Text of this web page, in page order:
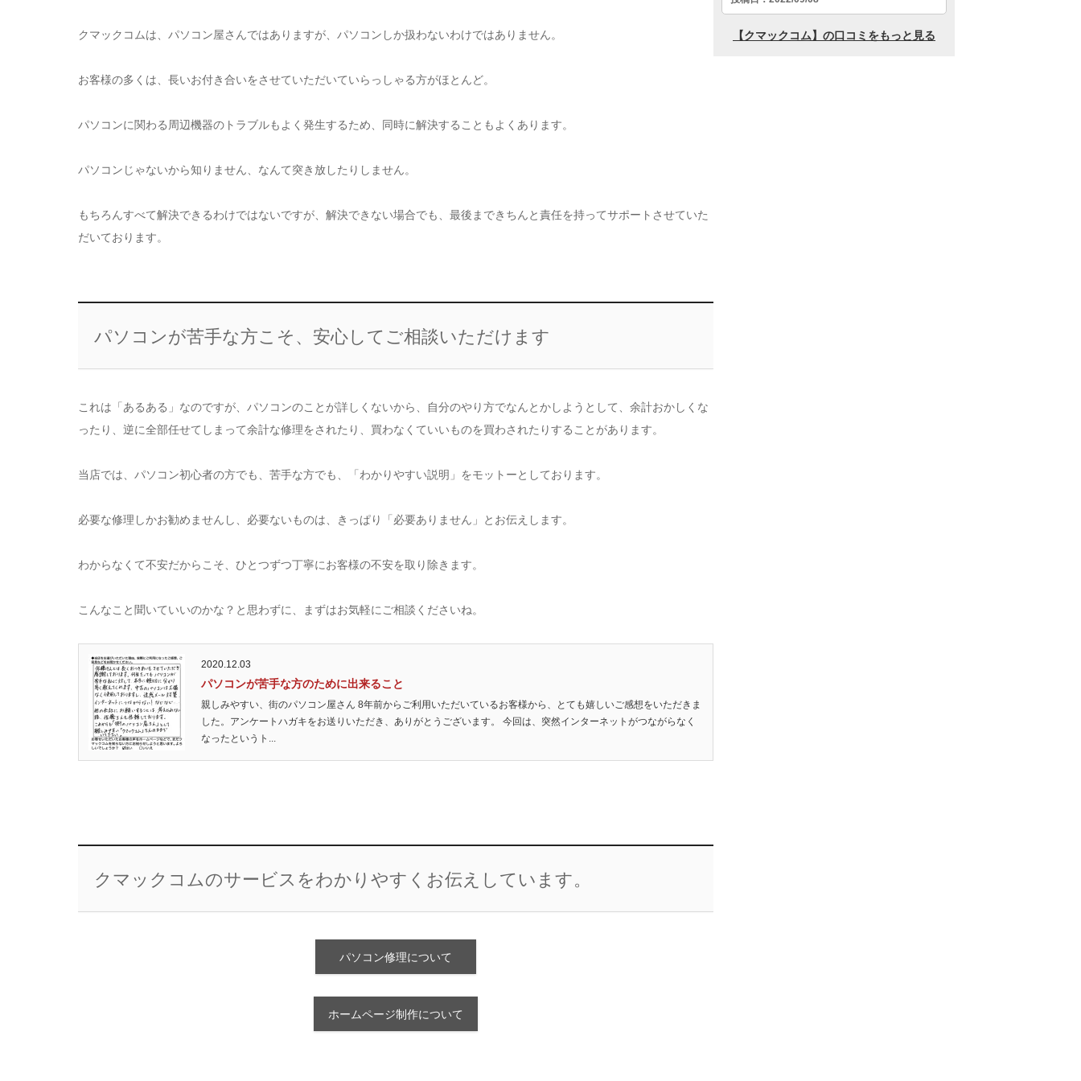
クマックコムは、パソコン屋さんではありますが、パソコンしか扱わないわけではありません。
お客様の多くは、長いお付き合いをさせていただいていらっしゃる方がほとんど。
パソコンに関わる周辺機器のトラブルもよく発生するため、同時に解決することもよくあります。
パソコンじゃないから知りません、なんて突き放したりしません。
もちろんすべて解決できるわけではないですが、解決できない場合でも、最後まできちんと責任を持ってサポートさせていた
だいております。
パソコンが苦手な方こそ、安心してご相談いただけます
これは「あるある」なのですが、パソコンのことが詳しくないから、自分のやり方でなんとかしようとして、余計おかしくな
ったり、逆に全部任せてしまって余計な修理をされたり、買わなくていいものを買わされたりすることがあります。
当店では、パソコン初心者の方でも、苦手な方でも、「わかりやすい説明」をモットーとしております。
必要な修理しかお勧めませんし、必要ないものは、きっぱり「必要ありません」とお伝えします。
わからなくて不安だからこそ、ひとつずつ丁寧にお客様の不安を取り除きます。
こんなこと聞いていいのかな？と思わずに、まずはお気軽にご相談くださいね。
2020.12.03
パソコンが苦手な方のために出来ること
親しみやすい、街のパソコン屋さん 8年前からご利用いただいているお客様から、とても嬉しいご感想をいただきま
した。アンケートハガキをお送りいただき、ありがとうございます。 今回は、突然インターネットがつながらなく
なったというト...
クマックコムのサービスをわかりやすくお伝えしています。
パソコン修理について
ホームページ制作について